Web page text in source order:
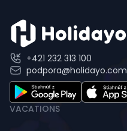
+421 232 313 100
podpora@holidayo.com
VACATIONS